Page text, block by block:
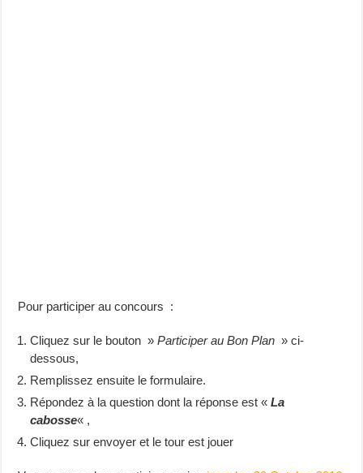
Pour participer au concours :
Cliquez sur le bouton »Participer au Bon Plan » ci-
dessous,
Remplissez ensuite le formulaire.
Répondez à la question dont la réponse est «La
cabosse« ,
Cliquez sur envoyer et le tour est jouer